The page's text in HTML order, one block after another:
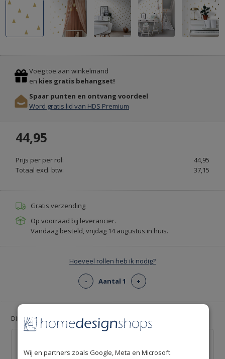
ALLES
VOOR
UW
WONING
ONLINE
BESTELLEN
DEURMATTEN
MAAT
GEMAAKT
-
VEEGJEVOETEN.NL
Previous
Stop
Voeg toe aan winkelmand
en kies gratis behangset!
Spaar punten en ontvang voordeel
Word gratis lid van HDS Premium
44,95
Prijs per per rol:
44,95
Totaal excl. btw:
37,15
Gratis verzending
Op voorraad bij leverancier.
Vandaag besteld, vrijdag 14 augustus in huis.
Hoeveel rollen heb ik nodig?
- Aantal 1 +
Direct aan de slag met de aanbevolen behanglijm
Wij en partners zoals Google, Meta en Microsoft